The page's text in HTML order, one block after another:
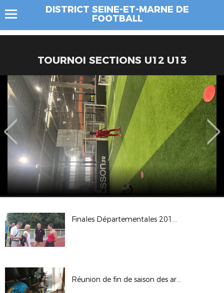
DISTRICT SEINE-ET-MARNE DE
FOOTBALL
TOURNOI SECTIONS U12 U13
Finales Départementales 2017 à TORCY
Réunion de fin de saison des arbitres